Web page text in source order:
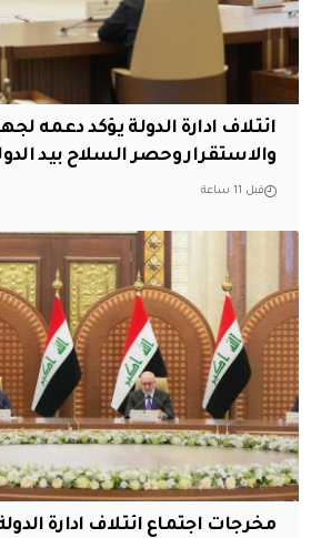
ائتلاف ادارة الدولة يؤكد دعمه
والاستقرار وحصر السلاح بيد
قبل 11 ساعة
مخرجات اجتماع ائتلاف ادارة